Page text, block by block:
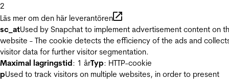
2
Läs mer om den här leverantören
sc_atUsed by Snapchat to implement advertisement content on
website - The cookie detects the efficiency of the ads and
visitor data for further visitor segmentation.
Maximal lagringstid: 1 årTyp: HTTP-cookie
pUsed to track visitors on multiple websites, in order to present